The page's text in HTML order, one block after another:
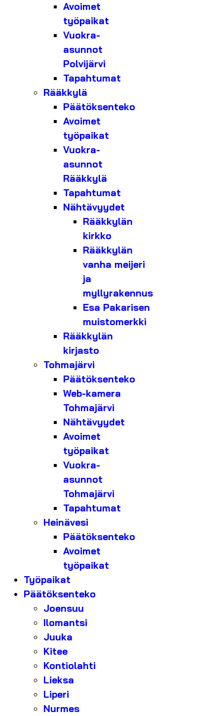
Avoimet
työpaikat
Vuokra-
asunnot
Polvijärvi
Tapahtumat
Rääkkylä
Päätöksenteko
Avoimet
työpaikat
Vuokra-
asunnot
Rääkkylä
Tapahtumat
Nähtävyydet
Rääkkylän
kirkko
Rääkkylän
vanha meijeri
ja
myllyrakennus
Esa Pakarisen
muistomerkki
Rääkkylän
kirjasto
Tohmajärvi
Päätöksenteko
Web-kamera
Tohmajärvi
Nähtävyydet
Avoimet
työpaikat
Vuokra-
asunnot
Tohmajärvi
Tapahtumat
Heinävesi
Päätöksenteko
Avoimet
työpaikat
Työpaikat
Päätöksenteko
Joensuu
Ilomantsi
Juuka
Kitee
Kontiolahti
Lieksa
Liperi
Nurmes